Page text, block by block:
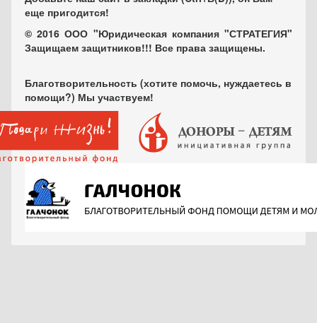
еще пригодится!
© 2016 ООО "Юридическая компания "СТРАТЕГИЯ"
Защищаем защитников!!! Все права защищены.
Благотворительность (хотите помочь, нуждаетесь в
помощи?) Мы участвуем!